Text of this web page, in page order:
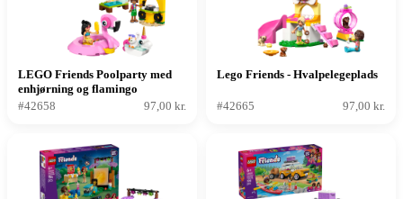
LEGO Friends Poolparty med
enhjørning og flamingo
#42658
97,00 kr.
Lego Friends - Hvalpelegeplads
#42665 97,00 kr.